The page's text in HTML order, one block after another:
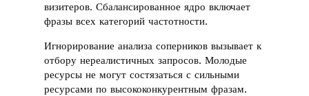
визитеров. Сбалансированное ядро включает
фразы всех категорий частотности.
Игнорирование анализа соперников вызывает к
отбору нереалистичных запросов. Молодые
ресурсы не могут состязаться с сильными
ресурсами по высококонкурентным фразам.